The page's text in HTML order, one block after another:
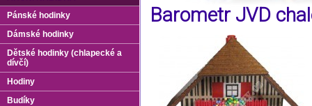
Barometr JVD
Pánské hodinky
Dámské hodinky
Dětské hodinky (chlapecké a
dívčí)
Hodiny
Budíky